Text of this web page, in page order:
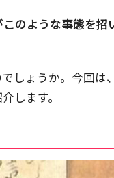
のような事態を招
しょうか。今回は
します。